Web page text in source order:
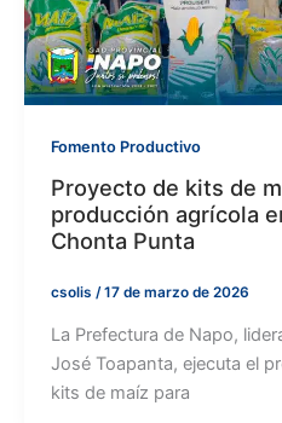
Fomento Productivo
Proyecto de kits de
producción agrícola
Chonta Punta
csolis /17 de marzo de 2026
La Prefectura de Napo,
José Toapanta, ejecuta el
kits de maíz para